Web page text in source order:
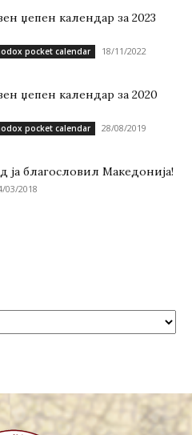
џепен календар за 2023
pocket calendar 18/11/2022
џепен календар за 2020
pocket calendar 28/08/2019
ја благословил Македонија!
03/2018